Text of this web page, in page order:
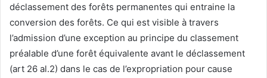
déclassement des forêts permanentes qui entraine la
conversion des forêts. Ce qui est visible à travers
l’admission d’une exception au principe du classement
préalable d’une forêt équivalente avant le déclassement
(art 26 al.2) dans le cas de l’expropriation pour cause